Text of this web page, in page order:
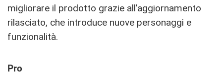
migliorare il prodotto grazie all’aggiornamento
rilasciato, che introduce nuove personaggi e
funzionalità.
Pro